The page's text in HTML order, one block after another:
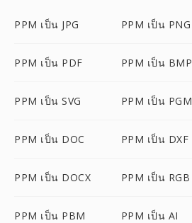
PPM เป็น JPG PPM เป็น PNG
PPM เป็น PDF PPM เป็น BMP
PPM เป็น SVG PPM เป็น PGM
PPM เป็น DOC PPM เป็น DXF
PPM เป็น DOCX PPM เป็น RGB
PPM เป็น PBM PPM เป็น AI